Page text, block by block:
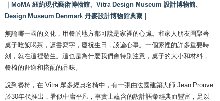
｜MoMA 紐約現代藝術博物館、Vitra Design Museum 設計博物館、
Design Museum Denmark 丹麥設計博物館典藏｜
無論哪一國的文化，用餐的地方都可說是家裡的心臟。和家人朋友圍聚著
桌子吃飯喝茶，讀書寫字，慶祝生日，談論心事。一個家裡的許多重要時
刻，就在這裡發生。這也是為什麼我們會特別注意，桌子的大小和材料，
餐椅的舒適和搭配的品味。
說到餐椅，在 Vitra 眾多經典名椅中，有一張由法國建築大師 Jean Prouve
於30年代推出，看似中庸平凡，事實上蘊含的設計語彙經典而豐富，足以